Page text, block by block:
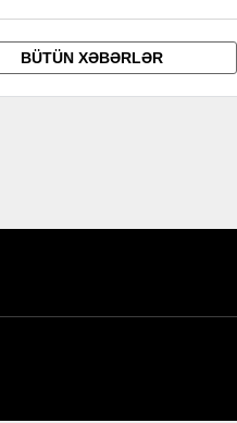
BÜTÜN XƏBƏRLƏR